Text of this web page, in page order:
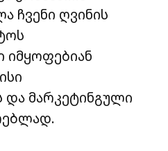
ჩვენი ღვინის
იმყოფებიან
და მარკეტინგული